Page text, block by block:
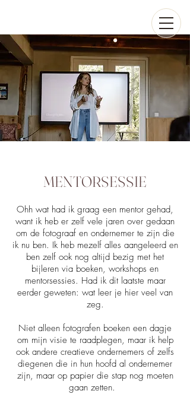
MENTORSESSIE
Ohh wat had ik graag een mentor gehad,
want ik heb er zelf vele jaren over gedaan
om de fotograaf en ondernemer te zijn die
ik nu ben. Ik heb mezelf alles aangeleerd en
ben zelf ook nog altijd bezig met het
bijleren via boeken, workshops en
mentorsessies. Had ik dit laatste maar
eerder geweten: wat leer je hier veel van
zeg.
Niet alleen fotografen boeken een dagje
om mijn visie te raadplegen, maar ik help
ook andere creatieve ondernemers of zelfs
diegenen die in hun hoofd al ondernemer
zijn, maar op papier die stap nog moeten
gaan zetten.